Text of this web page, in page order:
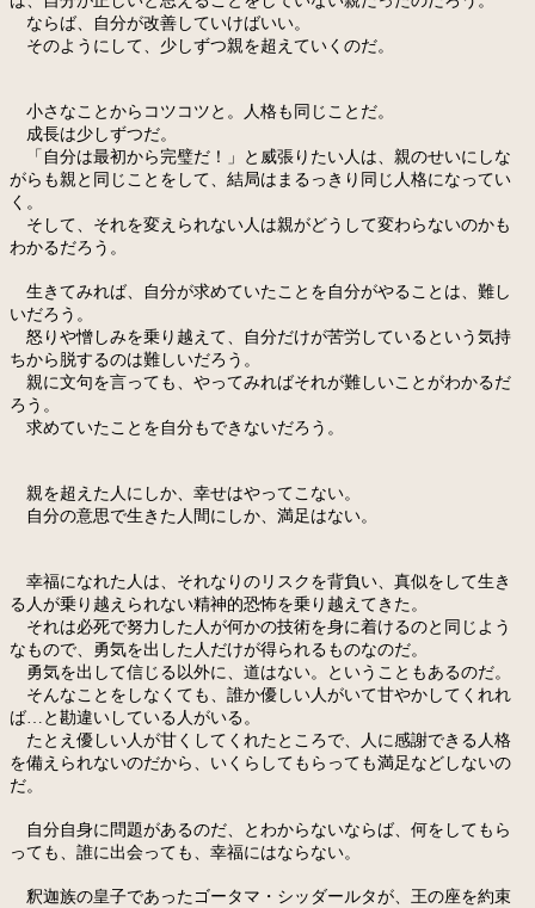
ならば、自分が改善していけばいい。
そのようにして、少しずつ親を超えていくのだ。
小さなことからコツコツと。人格も同じことだ。
成長は少しずつだ。
「自分は最初から完璧だ！」と威張りたい人は、親のせいにしな
がらも親と同じことをして、結局はまるっきり同じ人格になってい
く。
そして、それを変えられない人は親がどうして変わらないのかも
わかるだろう。
生きてみれば、自分が求めていたことを自分がやることは、難し
いだろう。
怒りや憎しみを乗り越えて、自分だけが苦労しているという気持
ちから脱するのは難しいだろう。
親に文句を言っても、やってみればそれが難しいことがわかるだ
ろう。
求めていたことを自分もできないだろう。
親を超えた人にしか、幸せはやってこない。
自分の意思で生きた人間にしか、満足はない。
幸福になれた人は、それなりのリスクを背負い、真似をして生き
る人が乗り越えられない精神的恐怖を乗り越えてきた。
それは必死で努力した人が何かの技術を身に着けるのと同じよう
なもので、勇気を出した人だけが得られるものなのだ。
勇気を出して信じる以外に、道はない。ということもあるのだ。
そんなことをしなくても、誰か優しい人がいて甘やかしてくれれ
ば…と勘違いしている人がいる。
たとえ優しい人が甘くしてくれたところで、人に感謝できる人格
を備えられないのだから、いくらしてもらっても満足などしないの
だ。
自分自身に問題があるのだ、とわからないならば、何をしてもら
っても、誰に出会っても、幸福にはならない。
釈迦族の皇子であったゴータマ・シッダールタが、王の座を約束